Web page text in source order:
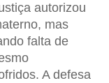
autorizou
mas
falta de
A defesa